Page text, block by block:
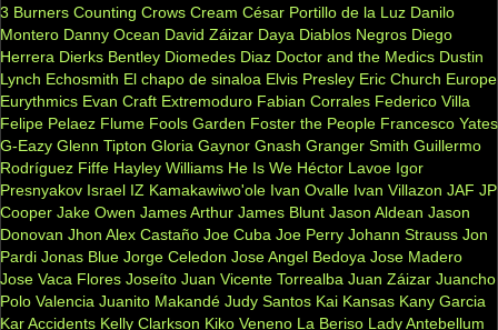
3 Burners Counting Crows Cream César Portillo de la Luz Danilo
Montero Danny Ocean David Záizar Daya Diablos Negros Diego
Herrera Dierks Bentley Diomedes Diaz Doctor and the Medics Dustin
Lynch Echosmith El chapo de sinaloa Elvis Presley Eric Church Europe
Eurythmics Evan Craft Extremoduro Fabian Corrales Federico Villa
Felipe Pelaez Flume Fools Garden Foster the People Francesco Yates
G-Eazy Glenn Tipton Gloria Gaynor Gnash Granger Smith Guillermo
Rodríguez Fiffe Hayley Williams He Is We Héctor Lavoe Igor
Presnyakov Israel IZ Kamakawiwo'ole Ivan Ovalle Ivan Villazon JAF JP
Cooper Jake Owen James Arthur James Blunt Jason Aldean Jason
Donovan Jhon Alex Castaño Joe Cuba Joe Perry Johann Strauss Jon
Pardi Jonas Blue Jorge Celedon Jose Angel Bedoya Jose Madero
Jose Vaca Flores Joseíto Juan Vicente Torrealba Juan Záizar Juancho
Polo Valencia Juanito Makandé Judy Santos Kai Kansas Kany Garcia
Kar Accidents Kelly Clarkson Kiko Veneno La Beriso Lady Antebellum